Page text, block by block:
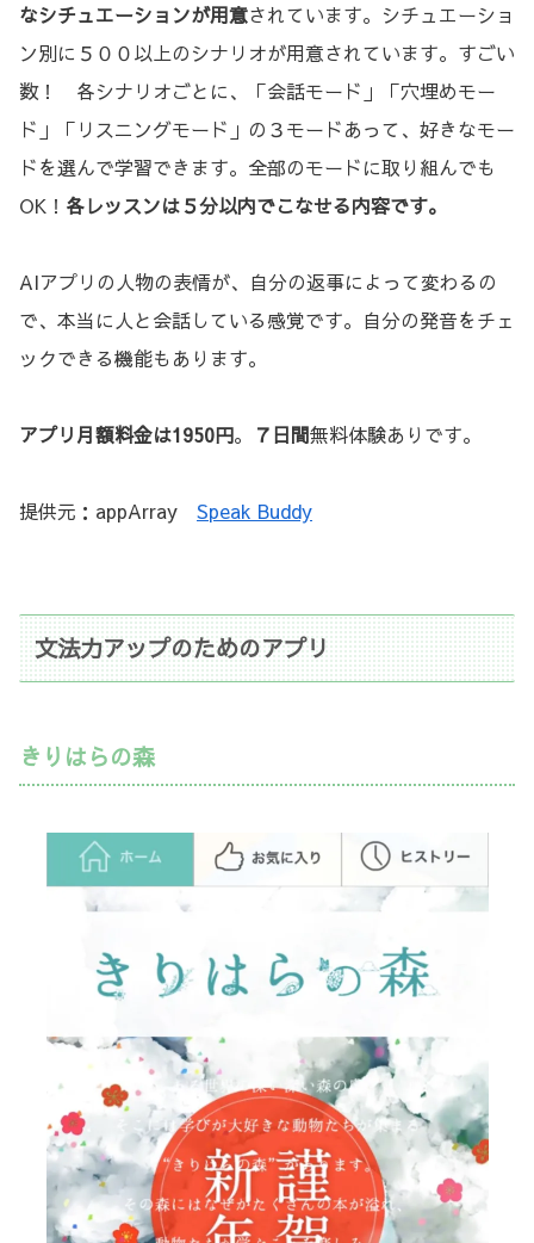
なシチュエーションが用意されています。シチュエーショ
ン別に５００以上のシナリオが用意されています。すごい
数！ 各シナリオごとに、「会話モード」「穴埋めモー
ド」「リスニングモード」の３モードあって、好きなモー
ドを選んで学習できます。全部のモードに取り組んでも
OK！ 各レッスンは５分以内でこなせる内容です。
AIアプリの人物の表情が、自分の返事によって変わるの
で、本当に人と会話している感覚です。自分の発音をチェ
ックできる機能もあります。
アプリ月額料金は1950円。 ７日間無料体験ありです。
提供元：appArray Speak Buddy
文法力アップのためのアプリ
きりはらの森